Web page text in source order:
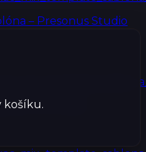
košíku.
– Presonus Studio
– Pro Tools